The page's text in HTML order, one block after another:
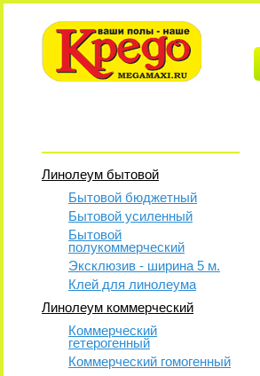
Линолеум бытовой
Бытовой бюджетный
Бытовой усиленный
Бытовой
полукоммерческий
Эксклюзив - ширина 5 м.
Клей для линолеума
Линолеум коммерческий
Коммерческий
гетерогенный
Коммерческий гомогенный